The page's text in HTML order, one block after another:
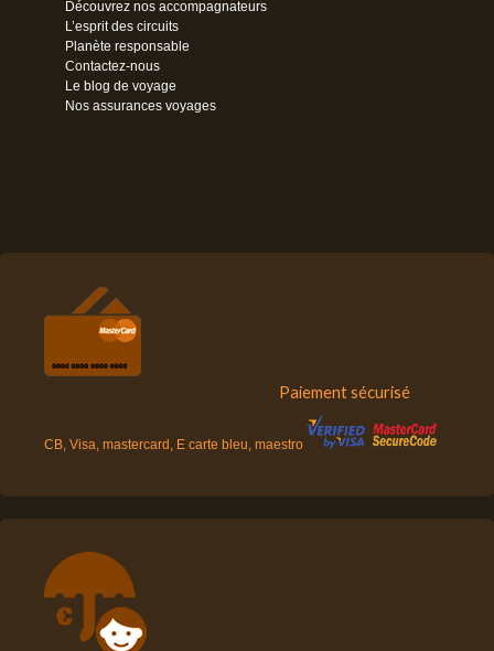
Découvrez nos accompagnateurs
L’esprit des circuits
Planète responsable
Contactez-nous
Le blog de voyage
Nos assurances voyages
Paiement sécurisé
CB, Visa, mastercard, E carte bleu, maestro